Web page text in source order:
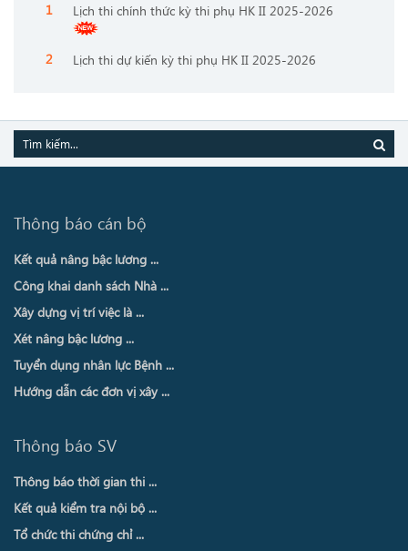
Lịch thi chính thức kỳ thi phụ HK II 2025-2026
Lịch thi dự kiến kỳ thi phụ HK II 2025-2026
Thông báo cán bộ
Kết quả nâng bậc lương ...
Công khai danh sách Nhà ...
Xây dựng vị trí việc là ...
Xét nâng bậc lương ...
Tuyển dụng nhân lực Bệnh ...
Hướng dẫn các đơn vị xây ...
Thông báo SV
Thông báo thời gian thi ...
Kết quả kiểm tra nội bộ ...
Tổ chức thi chứng chỉ ...